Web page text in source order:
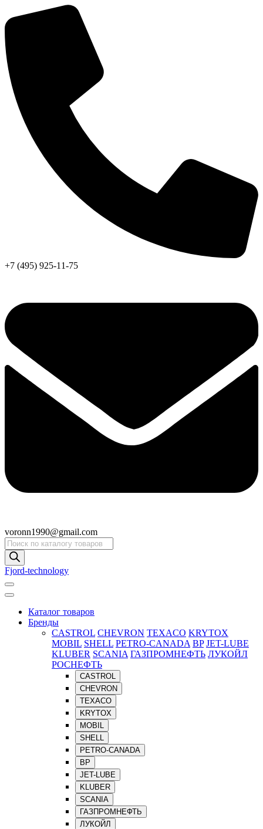
+7 (495) 925-11-75
voronn1990@gmail.com
Поиск
товаров
Fjord-technology
Каталог товаров
Бренды
CASTROL CHEVRON TEXACO KRYTOX
MOBIL SHELL PETRO-CANADA BP JET-LUBE
KLUBER SCANIA ГАЗПРОМНЕФТЬ ЛУКОЙЛ
РОСНЕФТЬ
CASTROL
CHEVRON
TEXACO
KRYTOX
MOBIL
SHELL
PETRO-CANADA
BP
JET-LUBE
KLUBER
SCANIA
ГАЗПРОМНЕФТЬ
ЛУКОЙЛ